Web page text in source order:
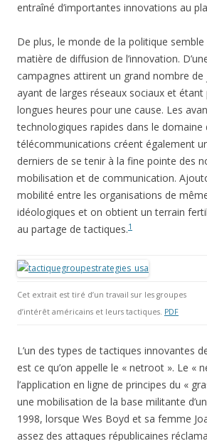
entraîné d’importantes innovations au
De plus, le monde de la politique
matière de diffusion de l’innovation.
campagnes attirent un grand nombre de
ayant de larges réseaux sociaux et étant
longues heures pour une cause. Les
technologiques rapides dans le domaine
télécommunications créent également
derniers de se tenir à la fine pointe des
mobilisation et de communication.
mobilité entre les organisations de
idéologiques et on obtient un terrain
au partage de tactiques.1
Cet extrait est tiré d’un travail sur les groupes
d’intérêt américains et leurs tactiques. PDF
L’un des types de tactiques innovantes
est ce qu’on appelle le « netroot ». Le «
l’application en ligne de principes du «
une mobilisation de la base militante
1998, lorsque Wes Boyd et sa femme
assez des attaques républicaines